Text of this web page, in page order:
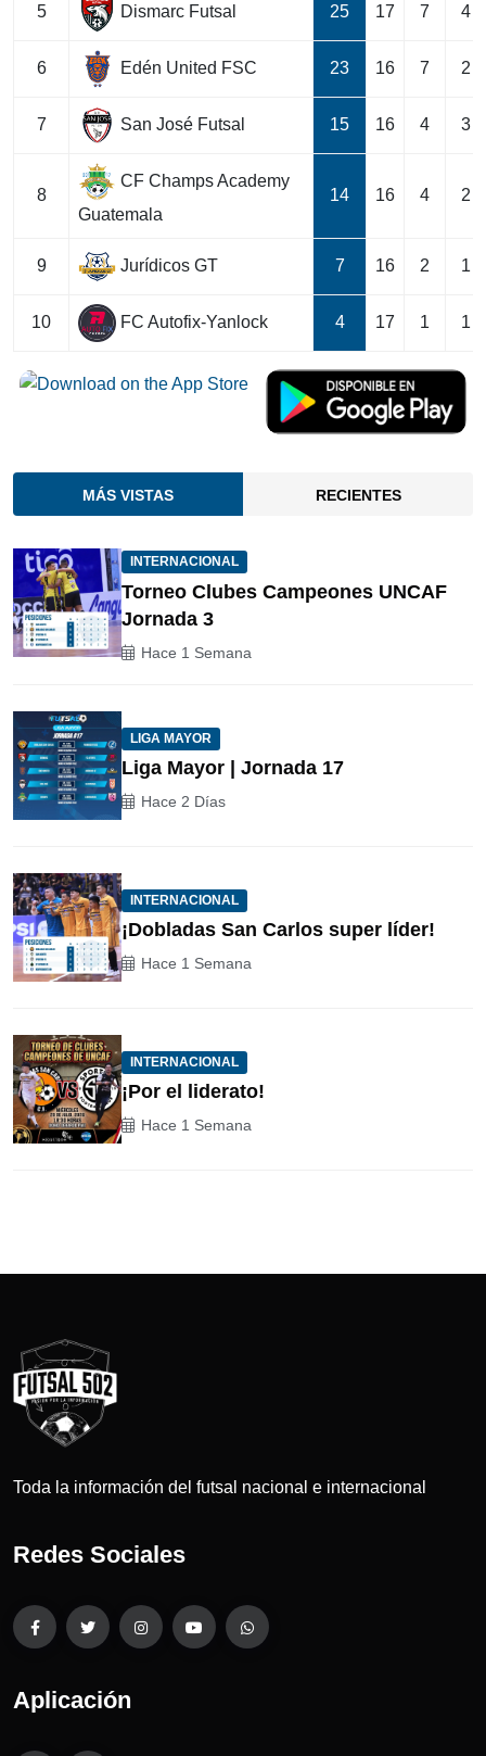
5 Dismarc Futsal 25 17 7 4
6 Edén United FSC 23 16 7 2
7 San José Futsal 15 16 4 3
8
CF Champs Academy
Guatemala
14 16 4 2
9 Jurídicos GT 7 16 2 1
10 FC Autofix-Yanlock 4 17 1 1
MÁS VISTAS RECIENTES
INTERNACIONAL
Torneo Clubes Campeones UNCAF
Jornada 3
Hace 1 Semana
LIGA MAYOR
Liga Mayor | Jornada 17
Hace 2 Días
INTERNACIONAL
¡Dobladas San Carlos super líder!
Hace 1 Semana
INTERNACIONAL
¡Por el liderato!
Hace 1 Semana
Toda la información del futsal nacional e internacional
Redes Sociales
Aplicación